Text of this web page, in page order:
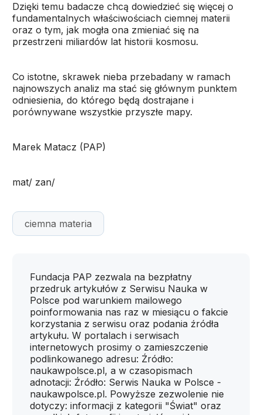
Dzięki temu badacze chcą dowiedzieć się więcej o
fundamentalnych właściwościach ciemnej materii
oraz o tym, jak mogła ona zmieniać się na
przestrzeni miliardów lat historii kosmosu.
Co istotne, skrawek nieba przebadany w ramach
najnowszych analiz ma stać się głównym punktem
odniesienia, do którego będą dostrajane i
porównywane wszystkie przyszłe mapy.
Marek Matacz (PAP)
mat/ zan/
ciemna materia
Fundacja PAP zezwala na bezpłatny
przedruk artykułów z Serwisu Nauka w
Polsce pod warunkiem mailowego
poinformowania nas raz w miesiącu o fakcie
korzystania z serwisu oraz podania źródła
artykułu. W portalach i serwisach
internetowych prosimy o zamieszczenie
podlinkowanego adresu: Źródło:
naukawpolsce.pl, a w czasopismach
adnotacji: Źródło: Serwis Nauka w Polsce -
naukawpolsce.pl. Powyższe zezwolenie nie
dotyczy: informacji z kategorii "Świat" oraz